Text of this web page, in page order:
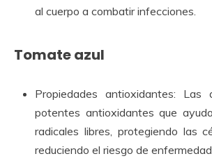
al cuerpo a combatir infecciones.
Tomate azul
Propiedades antioxidantes: Las
potentes antioxidantes que
radicales libres, protegiendo las
reduciendo el riesgo de